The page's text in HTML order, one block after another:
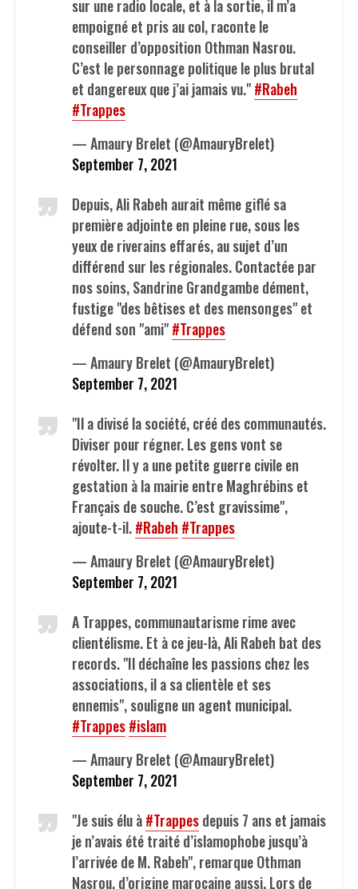
sur une radio locale, et à la sortie, il m’a
empoigné et pris au col, raconte le
conseiller d’opposition Othman Nasrou.
C’est le personnage politique le plus brutal
et dangereux que j’ai jamais vu."#Rabeh
#Trappes
— Amaury Brelet (@AmauryBrelet)
September 7, 2021
Depuis, Ali Rabeh aurait même giflé sa
première adjointe en pleine rue, sous les
yeux de riverains effarés, au sujet d’un
différend sur les régionales. Contactée par
nos soins, Sandrine Grandgambe dément,
fustige "des bêtises et des mensonges" et
défend son "ami"#Trappes
— Amaury Brelet (@AmauryBrelet)
September 7, 2021
"Il a divisé la société, créé des communautés.
Diviser pour régner. Les gens vont se
révolter. Il y a une petite guerre civile en
gestation à la mairie entre Maghrébins et
Français de souche. C’est gravissime",
ajoute-t-il.#Rabeh #Trappes
— Amaury Brelet (@AmauryBrelet)
September 7, 2021
A Trappes, communautarisme rime avec
clientélisme. Et à ce jeu-là, Ali Rabeh bat des
records. "Il déchaîne les passions chez les
associations, il a sa clientèle et ses
ennemis", souligne un agent municipal.
#Trappes#islam
— Amaury Brelet (@AmauryBrelet)
September 7, 2021
"Je suis élu à#Trappesdepuis 7 ans et jamais
je n’avais été traité d’islamophobe jusqu’à
l’arrivée de M. Rabeh", remarque Othman
Nasrou, d’origine marocaine aussi. Lors de